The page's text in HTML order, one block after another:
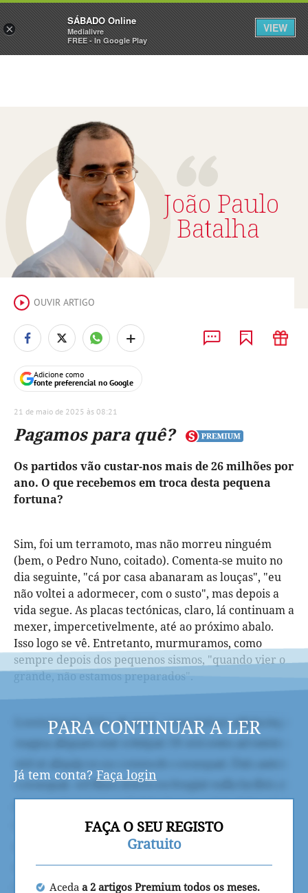
Sábado Assine Iniciar Sessão
João Paulo
Batalha
OUVIR ARTIGO
Adicione como
fonte preferencial no Google
+
21 de maio de 2025 às 08:21
Pagamos para quê?
Os partidos vão custar-nos mais de 26 milhões por
ano. O que recebemos em troca desta pequena
fortuna?
Sim, foi um terramoto, mas não morreu ninguém
(bem, o Pedro Nuno, coitado). Comenta-se muito no
dia seguinte, "cá por casa abanaram as louças", "eu
não voltei a adormecer, com o susto", mas depois a
vida segue. As placas tectónicas, claro, lá continuam a
mexer, impercetivelmente, até ao próximo abalo.
Isso logo se vê. Entretanto, murmuramos, como
sempre depois dos pequenos sismos, "quando vier o
grande, não estamos preparados".
PARA CONTINUAR A LER
Já tem conta? Faça login
FAÇA O SEU REGISTO
Gratuito
Aceda a 2 artigos Premium todos os meses.
×
SÁBADO Online
Medialivre
FREE - In Google Play
VIEW